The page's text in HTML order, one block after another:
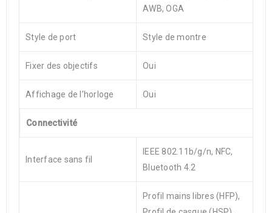
AWB, OGA
Style de port Style de montre
Fixer des objectifs Oui
Affichage de l’horloge Oui
Connectivité
Interface sans fil
IEEE 802.11b/g/n, NFC,
Bluetooth 4.2
Profil mains libres (HFP),